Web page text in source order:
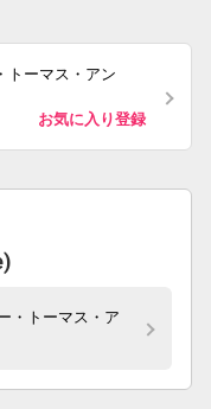
トーマス・アン
お気に入り登録
・トーマス・ア